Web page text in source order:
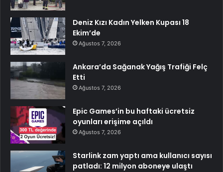
Deniz Kızı Kadın Yelken Kupası 18
Ekim’de
Ağustos 7, 2026
Ankara’da Sağanak Yağış Trafiği Felç
Etti
Ağustos 7, 2026
Epic Games’in bu haftaki ücretsiz
oyunları erişime açıldı
Ağustos 7, 2026
Starlink zam yaptı ama kullanıcı sayısı
patladı: 12 milyon aboneye ulaştı